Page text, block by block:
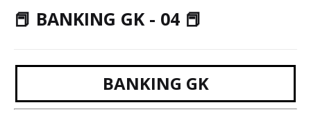
📕 BANKING GK - 04 📕
BANKING GK